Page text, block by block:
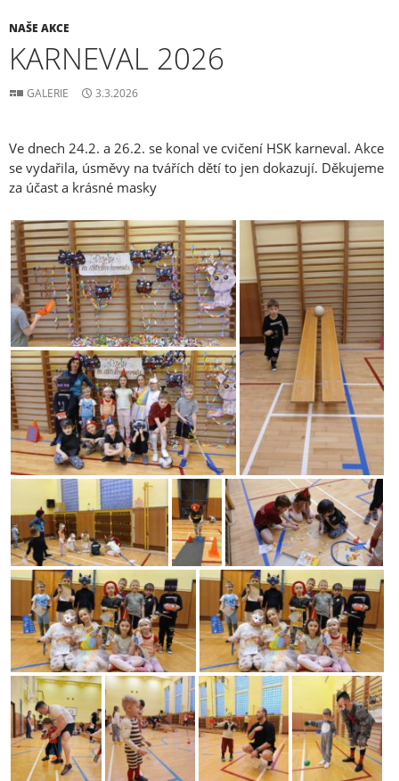
NAŠE AKCE
KARNEVAL 2026
GALERIE 3.3.2026
Ve dnech 24.2. a 26.2. se konal ve cvičení HSK karneval. Akce
se vydařila, úsměvy na tvářích dětí to jen dokazují. Děkujeme
za účast a krásné masky